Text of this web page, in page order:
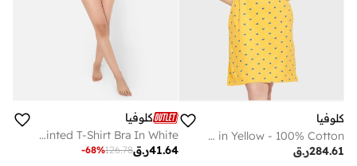
كلوفيا
Heart Print Short Nighty in Yellow - 100% Cotton
ر.ق284.61
كلوفيا
Clovia Padded Non-Wired Full Coverage Printed T-Shirt Bra In White
ر.ق41.64
126.78
-68%